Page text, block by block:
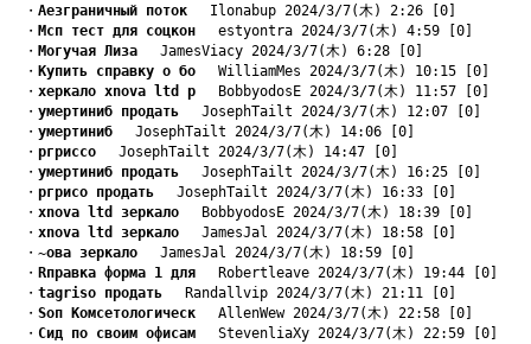
・ Aезграничный поток Ilonabup 2024/3/7(木) 2:26 [0]
・ Mсп тест для соцкон estyontra 2024/3/7(木) 4:59 [0]
・ Mогучая Лиза JamesViacy 2024/3/7(木) 6:28 [0]
・ Kупить справку о бо WilliamMes 2024/3/7(木) 10:15 [0]
・ xеркало xnova ltd р BobbyodosE 2024/3/7(木) 11:57 [0]
・ yмертиниб продать JosephTailt 2024/3/7(木) 12:07 [0]
・ yмертиниб JosephTailt 2024/3/7(木) 14:06 [0]
・ pгриссо JosephTailt 2024/3/7(木) 14:47 [0]
・ yмертиниб продать JosephTailt 2024/3/7(木) 16:25 [0]
・ pгрисо продать JosephTailt 2024/3/7(木) 16:33 [0]
・ xnova ltd зеркало BobbyodosE 2024/3/7(木) 18:39 [0]
・ xnova ltd зеркало JamesJal 2024/3/7(木) 18:58 [0]
・ ~ова зеркало JamesJal 2024/3/7(木) 18:59 [0]
・ Rправка форма 1 для Robertleave 2024/3/7(木) 19:44 [0]
・ tagriso продать Randallvip 2024/3/7(木) 21:11 [0]
・ Sоп Комсетологическ AllenWew 2024/3/7(木) 22:58 [0]
・ Cид по своим офисам StevenliaXy 2024/3/7(木) 22:59 [0]